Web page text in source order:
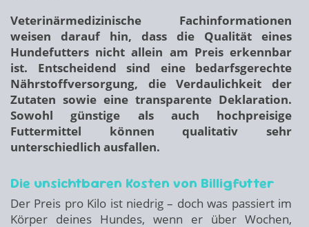
Veterinärmedizinische Fachinformationen
weisen darauf hin, dass die Qualität eines
Hundefutters nicht allein am Preis erkennbar
ist. Entscheidend sind eine bedarfsgerechte
Nährstoffversorgung, die Verdaulichkeit der
Zutaten sowie eine transparente Deklaration.
Sowohl günstige als auch hochpreisige
Futtermittel können qualitativ sehr
unterschiedlich ausfallen.
Die unsichtbaren Kosten von Billigfutter
Der Preis pro Kilo ist niedrig – doch was passiert im
Körper deines Hundes, wenn er über Wochen,